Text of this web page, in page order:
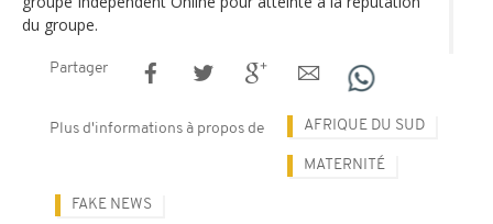
du groupe.
Partager
Plus d'informations à propos de AFRIQUE DU SUD
MATERNITÉ
FAKE NEWS